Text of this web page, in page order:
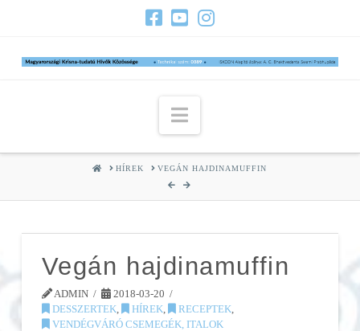
Navigation
HOMEHÍREK VEGÁN HAJDINAMUFFIN
Vegán hajdinamuffin
ADMIN
2018-03-20
DESSZERTEK, HÍREK, RECEPTEK,
VENDÉGVÁRÓ CSEMEGÉK, ITALOK